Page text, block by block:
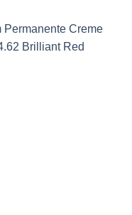
Permanente Creme
Brilliant Red